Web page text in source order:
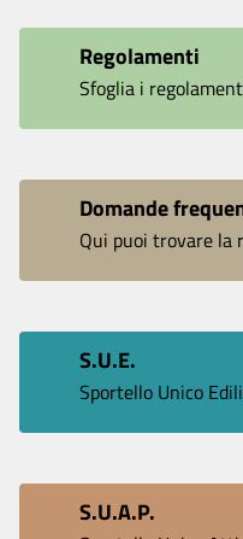
Regolamenti
Sfoglia i
Domande
Qui puoi trovare la
S.U.E.
Sportello Unico
S.U.A.P.